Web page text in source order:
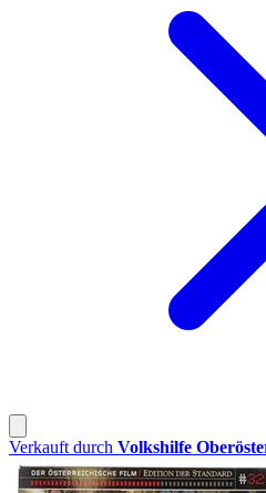
Verkauft durch Volkshilfe